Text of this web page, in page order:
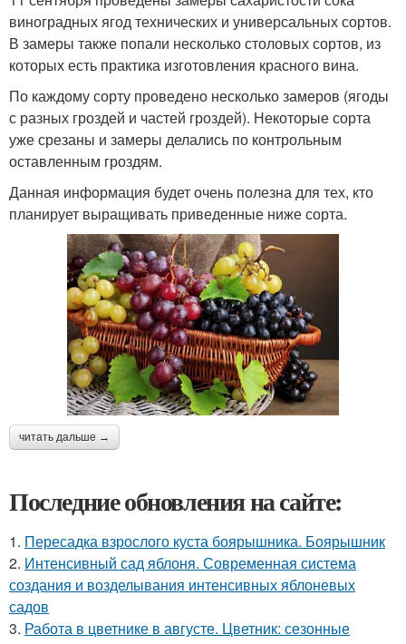
виноградных ягод технических и универсальных сортов.
В замеры также попали несколько столовых сортов, из
которых есть практика изготовления красного вина.
По каждому сорту проведено несколько замеров (ягоды
с разных гроздей и частей гроздей). Некоторые сорта
уже срезаны и замеры делались по контрольным
оставленным гроздям.
Данная информация будет очень полезна для тех, кто
планирует выращивать приведенные ниже сорта.
читать дальше →
Последние обновления на сайте:
1. Пересадка взрослого куста боярышника. Боярышник
2. Интенсивный сад яблоня. Современная система
создания и возделывания интенсивных яблоневых
садов
3. Работа в цветнике в августе. Цветник: сезонные